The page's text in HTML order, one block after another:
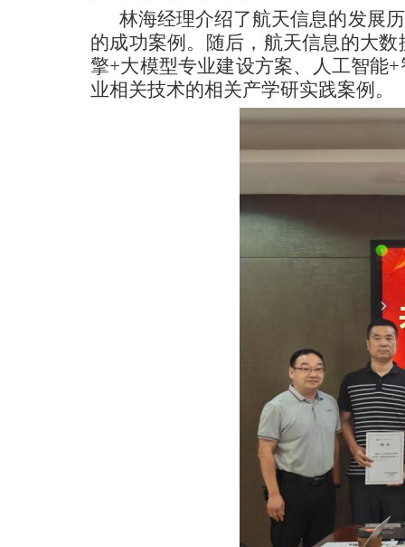
林海经理介绍了航天信息的发展
的成功案例。随后，航天信息的大
擎+大模型专业建设方案、人工智能
业相关技术的相关产学研实践案例。